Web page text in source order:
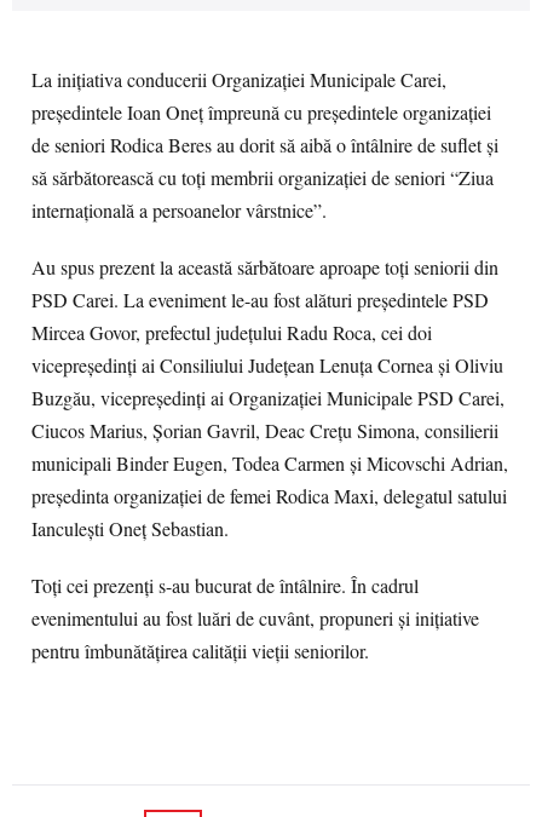
La inițiativa conducerii Organizației Municipale Carei,
președintele Ioan Oneț împreună cu președintele organizației
de seniori Rodica Beres au dorit să aibă o întâlnire de suflet și
să sărbătorească cu toți membrii organizației de seniori “Ziua
internațională a persoanelor vârstnice”.
Au spus prezent la această sărbătoare aproape toți seniorii din
PSD Carei. La eveniment le-au fost alături președintele PSD
Mircea Govor, prefectul județului Radu Roca, cei doi
vicepreședinți ai Consiliului Județean Lenuța Cornea și Oliviu
Buzgău, vicepreședinți ai Organizației Municipale PSD Carei,
Ciucos Marius, Șorian Gavril, Deac Crețu Simona, consilierii
municipali Binder Eugen, Todea Carmen și Micovschi Adrian,
președinta organizației de femei Rodica Maxi, delegatul satului
Ianculești Oneț Sebastian.
Toți cei prezenți s-au bucurat de întâlnire. În cadrul
evenimentului au fost luări de cuvânt, propuneri și inițiative
pentru îmbunătățirea calității vieții seniorilor.